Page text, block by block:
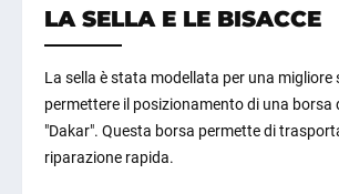
LA SELLA E LE BISACCE
La sella è stata modellata per una migliore
permettere il posizionamento di una borsa
"Dakar". Questa borsa permette di
riparazione rapida.